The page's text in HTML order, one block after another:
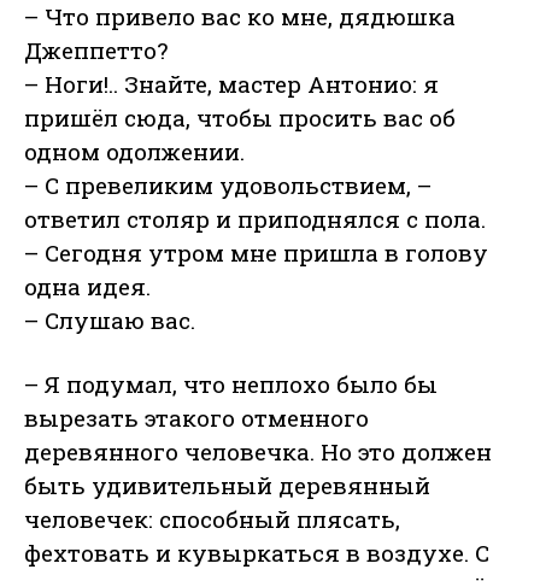
– Что привело вас ко мне, дядюшка
Джеппетто?
– Ноги!.. Знайте, мастер Антонио: я
пришёл сюда, чтобы просить вас об
одном одолжении.
– С превеликим удовольствием, –
ответил столяр и приподнялся с пола.
– Сегодня утром мне пришла в голову
одна идея.
– Слушаю вас.
– Я подумал, что неплохо было бы
вырезать этакого отменного
деревянного человечка. Но это должен
быть удивительный деревянный
человечек: способный плясать,
фехтовать и кувыркаться в воздухе. С